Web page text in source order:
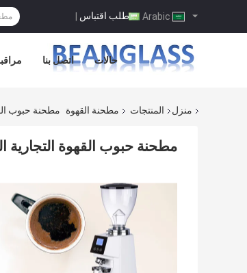
طلب اقتباس |
اتصل بنا حالات
منزل المنتجات مطحنة القهوة مطحنة حبوب
مطحنة حبوب القهوة